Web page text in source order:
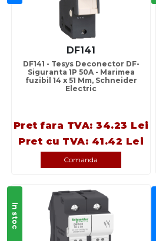
DF141
DF141 - Tesys Deconector DF-
Siguranta 1P 50A - Marimea
fuzibil 14 x 51 Mm, Schneider
Electric
Pret fara TVA: 34.23 Lei
Pret cu TVA: 41.42 Lei
Comanda
In stoc